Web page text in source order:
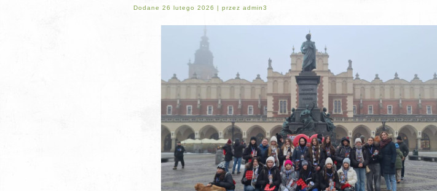
Dodane 26 lutego 2026 | przez admin3